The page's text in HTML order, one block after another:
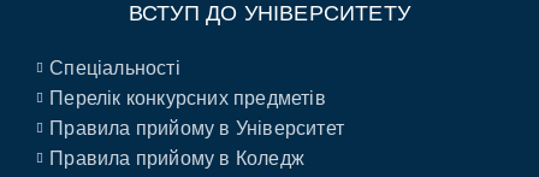
ВСТУП ДО УНІВЕРСИТЕТУ
Спеціальності
Перелік конкурсних предметів
Правила прийому в Університет
Правила прийому в Коледж